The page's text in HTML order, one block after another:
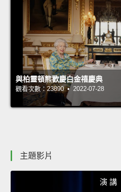
與柏靈頓熊歡慶白金禧慶典
觀看次數：23890 • 2022-07-28
主題影片
演 講